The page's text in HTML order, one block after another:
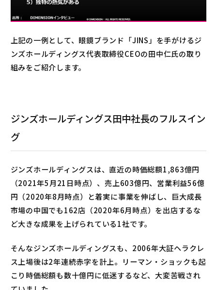
上記の一例として、眼鏡ブランド「JINS」を手がけるジ
ンズホールディングス代表取締役CEOの田中仁氏の取り
組みをご紹介します。
ジンズホールディングス田中社長のフルスイン
グ
ジンズホールディングスは、直近の時価総額1,863億円
（2021年5月21日時点）、売上603億円、営業利益56億
円（2020年8月時点）と着実に事業を伸ばし、巨大成長
市場の中国でも162店（2020年6月時点）を出店するな
ど大きな成果を上げられている1社です。
そんなジンズホールディングスも、2006年大証ヘラクレ
ス上場後は2年連続赤字を計上。リーマン・ショックも起
こり時価総額も数十億円に低迷するなど、大変苦戦され